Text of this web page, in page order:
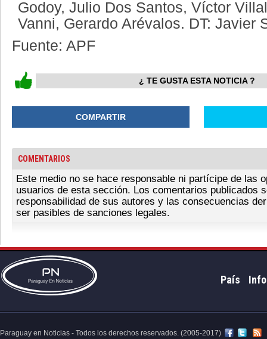
Godoy, Julio Dos Santos, Víctor
Vanni, Gerardo Arévalos. DT: Javier
Fuente: APF
¿ TE GUSTA ESTA NOTICIA ?
COMPARTIR
COMENTARIOS
Este medio no se hace responsable ni partícipe de las
usuarios de esta sección. Los comentarios publicados
responsabilidad de sus autores y las consecuencias
ser pasibles de sanciones legales.
País
Paraguay en Noticias - Todos los derechos reservados. (2005-2017)